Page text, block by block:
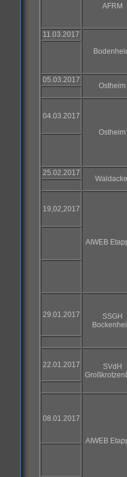
AFRM
11.03.2017
05.03.2017
Ostheim
04.03.2017
Ostheim
25.02.2017
19,02,2017
AIWEB
29.01.2017
SSGH
22.01.2017
SVdH
08.01.2017
AIWEB